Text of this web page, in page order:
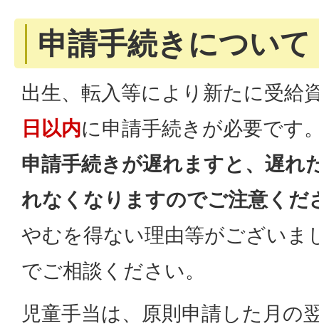
申請手続きについて
出生、転入等により新たに受給
日以内に申請手続きが必要です
申請手続きが遅れますと、遅れ
れなくなりますのでご注意くだ
やむを得ない理由等がございま
でご相談ください。
児童手当は、原則申請した月の